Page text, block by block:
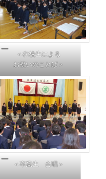
＜在校生による
お祝いのことば＞
＜卒業生 合唱＞